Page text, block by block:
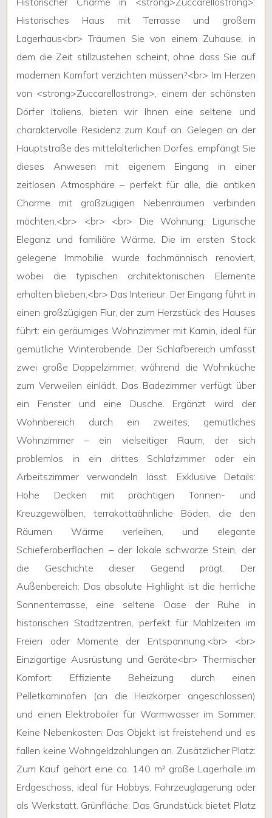
Historisches
Haus mit Terrasse und großem
Lagerhaus<br>Träumen Sie von einem Zuhause, in
dem die Zeit stillzustehen scheint, ohne dass Sie auf
modernen Komfort verzichten müssen?<br> Im Herzen
von <strong>Zuccarellostrong>, einem der schönsten
Dörfer Italiens, bieten wir Ihnen eine seltene
und
charaktervolle Residenz zum Kauf an. Gelegen an der
Hauptstraße des mittelalterlichen Dorfes, empfängt Sie
dieses
Anwesen mit eigenem Eingang in
einer
zeitlosen Atmosphäre – perfekt für alle, die antiken
Charme
mit großzügigen Nebenräumen
verbinden
möchten.<br> <br> <br> Die Wohnung: Ligurische
Eleganz und familiäre Wärme. Die im ersten Stock
gelegene
Immobilie wurde fachmännisch renoviert,
wobei
die typischen architektonischen
Elemente
erhalten blieben.<br> Das Interieur: Der Eingang führt in
einen großzügigen Flur, der zum Herzstück des Hauses
führt: ein geräumiges Wohnzimmer mit Kamin, ideal für
gemütliche Winterabende. Der Schlafbereich umfasst
zwei große Doppelzimmer,während die Wohnküche
zum Verweilen einlädt. Das Badezimmer verfügtüber
ein
Fenster und eine Dusche. Ergänzt wird
der
Wohnbereich
durch ein zweites, gemütliches
Wohnzimmer– ein vielseitiger Raum, der
sich
problemlos
in ein drittes Schlafzimmer oder
ein
Arbeitszimmer
verwandeln lässt. Exklusive Details:
Hohe
Decken mit prächtigen Tonnen- und
Kreuzgewölben,terrakottaähnliche Böden, die
den
Räumen Wärme verleihen, und
elegante
Schieferoberflächen – der lokale schwarze Stein, der
die
Geschichte dieser Gegend prägt. Der
Außenbereich: Das absolute Highlight ist die herrliche
Sonnenterrasse, eine seltene Oase der Ruhe
in
historischen Stadtzentren, perfekt für Mahlzeiten im
Freien
oder Momente der Entspannung.<br> <br>
Einzigartige Ausrüstung und Geräte<br> Thermischer
Komfort: Effiziente Beheizung durch
einen
Pelletkaminofen (an die Heizkörper angeschlossen)
und einen Elektroboiler für Warmwasser im Sommer.
Keine Nebenkosten: Das Objekt ist freistehend und es
fallen keine Wohngeldzahlungen an. Zusätzlicher Platz:
Zum Kauf gehört eine ca. 140 m² große Lagerhalle im
Erdgeschoss, ideal für Hobbys, Fahrzeuglagerung oder
als Werkstatt. Grünfläche: Das Grundstück bietet Platz
3
4
5
Badezimmer
ab
Beliebig
1
Schlafzimmer
ab
2
3
4
5
5+
Optionen
-